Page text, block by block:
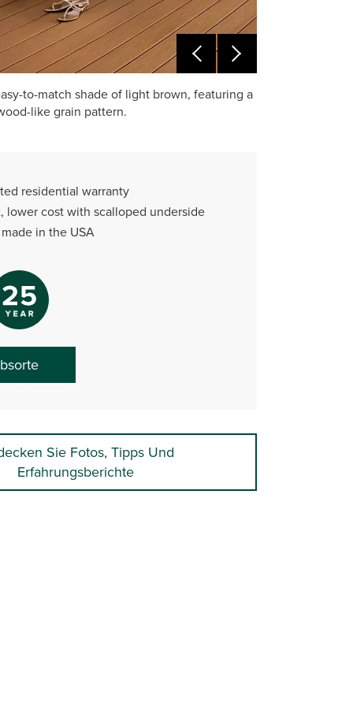
to-match shade of light brown, featuring a
like grain pattern.
residential warranty
lower cost with scalloped underside
in the USA
Sie Fotos, Tipps Und
Erfahrungsberichte